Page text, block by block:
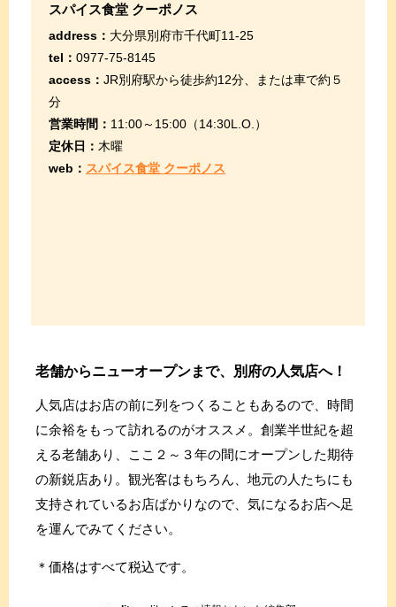
スパイス食堂 クーポノス
address： 大分県別府市千代町11-25
tel： 0977-75-8145
access： JR別府駅から徒歩約12分、または車で約５
分
営業時間： 11:00～15:00（14:30L.O.）
定休日： 木曜
web： スパイス食堂 クーポノス
老舗からニューオープンまで、別府の人気店へ！
人気店はお店の前に列をつくることもあるので、時間
に余裕をもって訪れるのがオススメ。創業半世紀を超
える老舗あり、ここ２～３年の間にオープンした期待
の新鋭店あり。観光客はもちろん、地元の人たちにも
支持されているお店ばかりなので、気になるお店へ足
を運んでみてください。
＊価格はすべて税込です。